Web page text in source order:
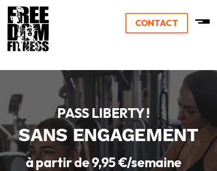
CONTACT
PASS LIBERTY !
SANS ENGAGEMENT
à partir de 9,95 €/semaine